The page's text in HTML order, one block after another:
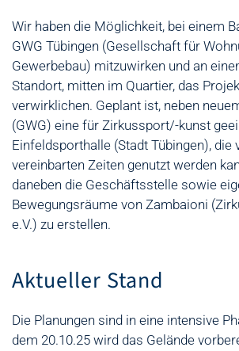
Wir haben die Möglichkeit, bei einem
GWG Tübingen (Gesellschaft für
Gewerbebau) mitzuwirken und an
Standort, mitten im Quartier, das
verwirklichen. Geplant ist, neben
(GWG) eine für Zirkussport/-kunst
Einfeldsporthalle (Stadt Tübingen), die
vereinbarten Zeiten genutzt werden
daneben die Geschäftsstelle sowie
Bewegungsräume von Zambaioni
e.V.) zu erstellen.
Aktueller Stand
Die Planungen sind in eine intensive
dem 20.10.25 wird das Gelände